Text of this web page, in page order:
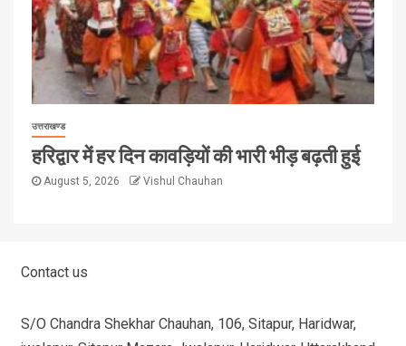
उत्तराखण्ड
हरिद्वार में हर दिन कावड़ियों की भारी भीड़ बढ़ती हुई
August 5, 2026 Vishul Chauhan
Contact us
S/O Chandra Shekhar Chauhan, 106, Sitapur, Haridwar,